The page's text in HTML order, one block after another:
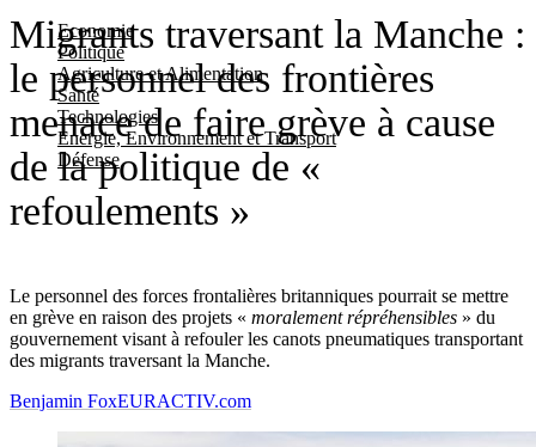
Economie
Politique
Agriculture et Alimentation
Santé
Technologies
Energie, Environnement et Transport
Défense
Migrants traversant la Manche :
le personnel des frontières
menace de faire grève à cause
de la politique de «
refoulements »
Le personnel des forces frontalières britanniques pourrait se mettre
en grève en raison des projets « moralement répréhensibles » du
gouvernement visant à refouler les canots pneumatiques transportant
des migrants traversant la Manche.
Benjamin FoxEURACTIV.com